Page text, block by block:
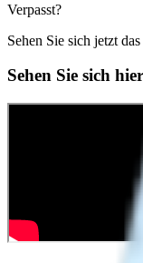
Verpasst?
Sehen Sie sich jetzt
Sehen Sie sich